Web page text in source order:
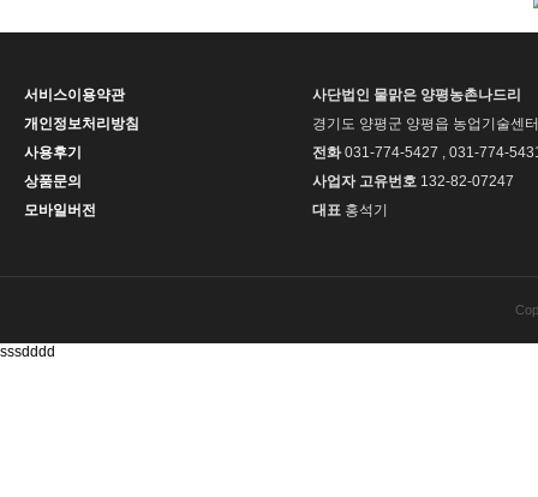
서비스이용약관
개인정보처리방침
사용후기
상품문의
모바일버전
사단법인 물맑은 양평농촌나드리
경기도 양평군 양평읍 농업기술센
전화031-774-5427 , 031-774-
사업자 고유번호 132-82-07247
대표 홍석기
sssdddd